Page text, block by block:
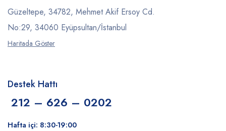
Güzeltepe, 34782, Mehmet Akif Ersoy Cd.
No:29, 34060 Eyüpsultan/İstanbul
Haritada Göster
Destek Hattı
212 – 626 – 0202
Hafta içi: 8:30-19:00